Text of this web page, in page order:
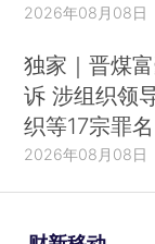
2026年08月08日
独家｜晋煤
诉 涉组织领
织等17宗罪名
2026年08月08日